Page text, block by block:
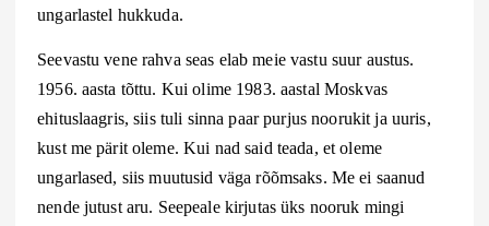
ungarlastel hukkuda.
Seevastu vene rahva seas elab meie vastu suur austus.
1956. aasta tõttu. Kui olime 1983. aastal Moskvas
ehituslaagris, siis tuli sinna paar purjus noorukit ja uuris,
kust me pärit oleme. Kui nad said teada, et oleme
ungarlased, siis muutusid väga rõõmsaks. Me ei saanud
nende jutust aru. Seepeale kirjutas üks nooruk mingi